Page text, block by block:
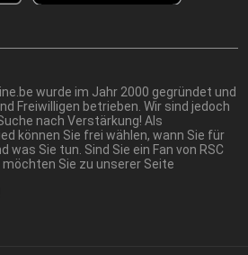
wurde im Jahr 2000 gegründet und
Freiwilligen betrieben. Wir sind jedoch
nach Verstärkung! Als
können Sie frei wählen, wann Sie für
was Sie tun. Sind Sie ein Fan von RSC
Sie zu unserer Seite